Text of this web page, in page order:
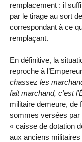
remplacement : il
par le tirage au sort
correspondant à ce
remplaçant.
En définitive, la
reproche à
chassez les
fait marchand, c’est
militaire demeure, de
sommes versées par
« caisse de dotation
aux anciens